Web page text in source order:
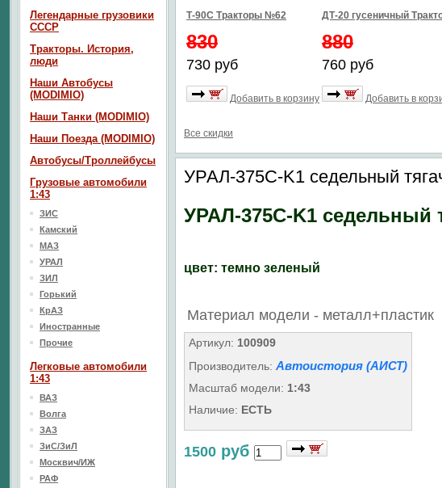
Т-90С Тракторы №62
830
730 руб
Добавить в корзину
ДТ-20 гусеничный
880
760 руб
Добавить в
Все скидки
УРАЛ-375C-K1 седельный
УРАЛ-375C-K1 седельный
цвет: темно зеленый
Материал модели - металл+пластик
Артикул: 100909
Производитель: Автоистория (АИСТ)
Масштаб модели: 1:43
Наличие: ЕСТЬ
1500 руб
Легендарные грузовики
СССР
Тракторы. История,
люди
Наши Автобусы
(MODIMIO)
Наши Танки (MODIMIO)
Наши Поезда (MODIMIO)
Автобусы/Троллейбусы
Грузовые автомобили
1:43
ЗИС
Камский
МАЗ
УРАЛ
ЗИЛ
Горький
КрАЗ
Иностранные
Прочие
Легковые автомобили
1:43
ВАЗ
Волга
ЗАЗ
ЗиС/ЗиЛ
Москвич/ИЖ
РАФ